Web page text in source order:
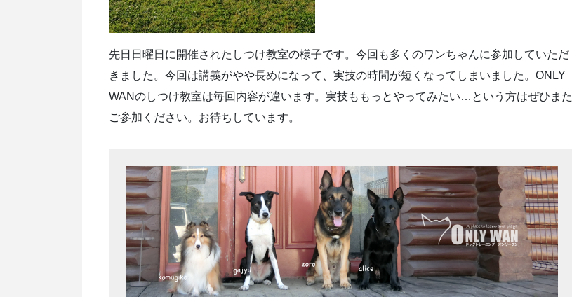
先日日曜日に開催されたしつけ教室の様子です。今回も多くのワンちゃんに参加していただ
きました。今回は講義がやや長めになって、実技の時間が短くなってしまいました。ONLY
WANのしつけ教室は毎回内容が違います。実技ももっとやってみたい…という方はぜひまた
ご参加ください。お待ちしています。